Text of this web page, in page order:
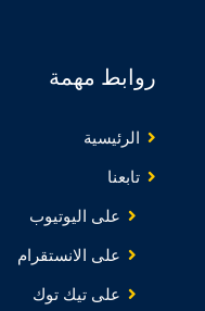
روابط مهمة
الرئيسية
تابعنا
على اليوتيوب
على الانستقرام
على تيك توك